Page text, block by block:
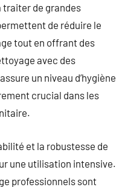
de grandes
de réduire le
tout en offrant des
avec des
un niveau d’hygiène
crucial dans les
et la robustesse de
une utilisation intensive.
professionnels sont